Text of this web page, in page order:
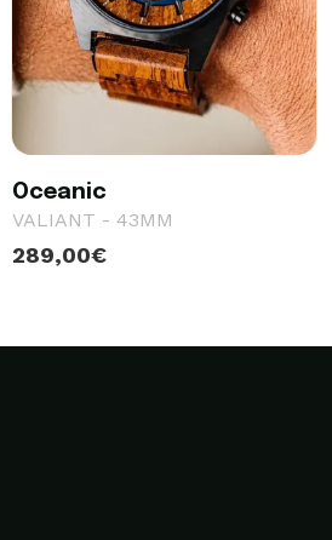
Oceanic
VALIANT - 43MM
289,00€